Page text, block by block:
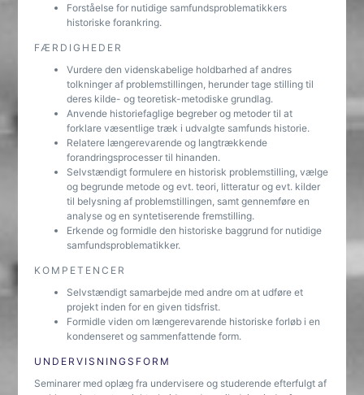
Forståelse for nutidige samfundsproblematikkers
historiske forankring.
FÆRDIGHEDER
Vurdere den videnskabelige holdbarhed af andres
tolkninger af problemstillingen, herunder tage stilling til
deres kilde- og teoretisk-metodiske grundlag.
Anvende historiefaglige begreber og metoder til at
forklare væsentlige træk i udvalgte samfunds historie.
Relatere længerevarende og langtrækkende
forandringsprocesser til hinanden.
Selvstændigt formulere en historisk problemstilling, vælge
og begrunde metode og evt. teori, litteratur og evt. kilder
til belysning af problemstillingen, samt gennemføre en
analyse og en syntetiserende fremstilling.
Erkende og formidle den historiske baggrund for nutidige
samfundsproblematikker.
KOMPETENCER
Selvstændigt samarbejde med andre om at udføre et
projekt inden for en given tidsfrist.
Formidle viden om længerevarende historiske forløb i en
kondenseret og sammenfattende form.
UNDERVISNINGSFORM
Seminarer med oplæg fra undervisere og studerende efterfulgt af